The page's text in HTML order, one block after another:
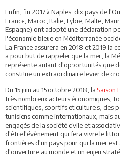
Enfin, fin 2017 à Naples, dix pays de
France, Maroc, Italie, Lybie, Malte,
Espagne) ont adopté une déclaration
l'économie bleue en Méditerranée
La France assurera en 2018 et 2019 la
a pour but de rappeler que la mer, la
représente autant d'opportunités que
constitue un extraordinaire levier de
Du 15 juin au 15 octobre 2018, la Saison
très nombreux acteurs économiques,
scientifiques, sportifs et culturels, des
tunisiens comme internationaux, mais
engagés de la société civile et
d'être l'évènement qui fera vivre le
frontières d'un pays pour qui la mer est
d'ouverture au monde et un enjeu